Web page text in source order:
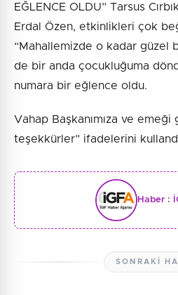
EĞLENCE OLDU” Tarsus
Erdal Özen, etkinlikleri çok
“Mahallemizde o kadar güzel
de bir anda çocukluğuma
numara bir eğlence oldu.
Vahap Başkanımıza ve
teşekkürler” ifadelerini
Haber :
SONRAKI